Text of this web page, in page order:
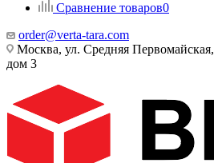
Сравнение товаров0
order@verta-tara.com
Москва, ул. Средняя Первомайская,
дом 3